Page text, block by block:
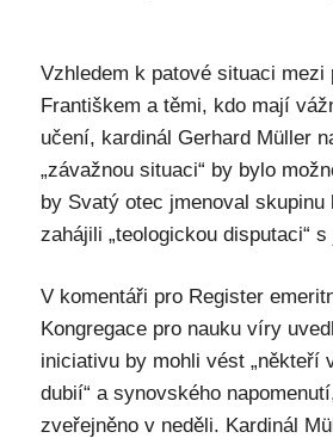
Vzhledem k patové situaci mezi
Františkem a těmi, kdo mají
učení, kardinál Gerhard Müller
„závažnou situaci“ by bylo
by Svatý otec jmenoval
zahájili „teologickou disputaci“
V komentáři pro Register
Kongregace pro nauku víry
iniciativu by mohli vést „někteří
dubií“ a synovského
zveřejněno v neděli. Kardinál